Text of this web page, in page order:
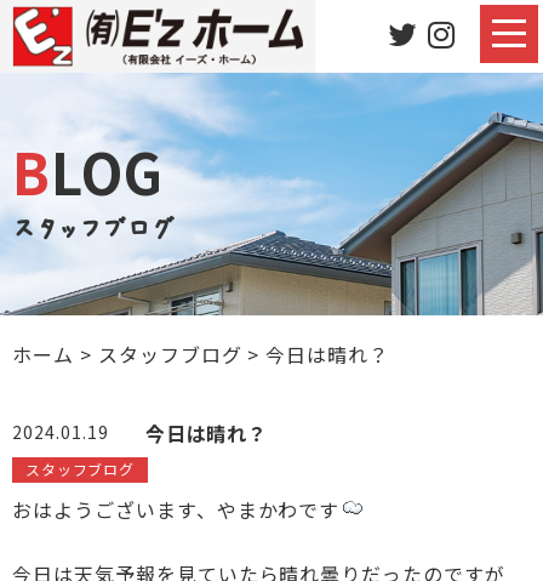
BLOG
スタッフブログ
ホーム > スタッフブログ >今日は晴れ？
2024.01.19 今日は晴れ？
スタッフブログ
おはようございます、やまかわです
今日は天気予報を見ていたら晴れ曇りだったのですが